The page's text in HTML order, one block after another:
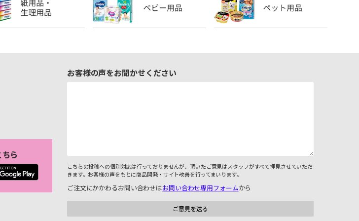
ら
お客様の声をお聞かせください
こちらの投稿への個別対応は行っておりませんが、頂いたご意見はスタッフがすべて拝見させていただ
きます。お客様の声をもとに商品開発・サイト改善を行ってまいります。
ご注文にかかわるお問い合わせはお問い合わせ専用フォームから